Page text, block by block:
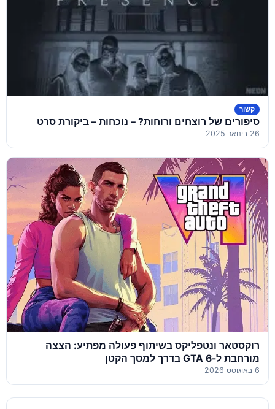
קשור
סיפורים של רוצחים ורוחות? – נוכחות – ביקורת סרט
26 בינואר 2025
רוקסטאר ונטפליקס בשיתוף פעולה מפתיע: הצצה
מורחבת ל-GTA 6 בדרך למסך הקטן
6 באוגוסט 2026